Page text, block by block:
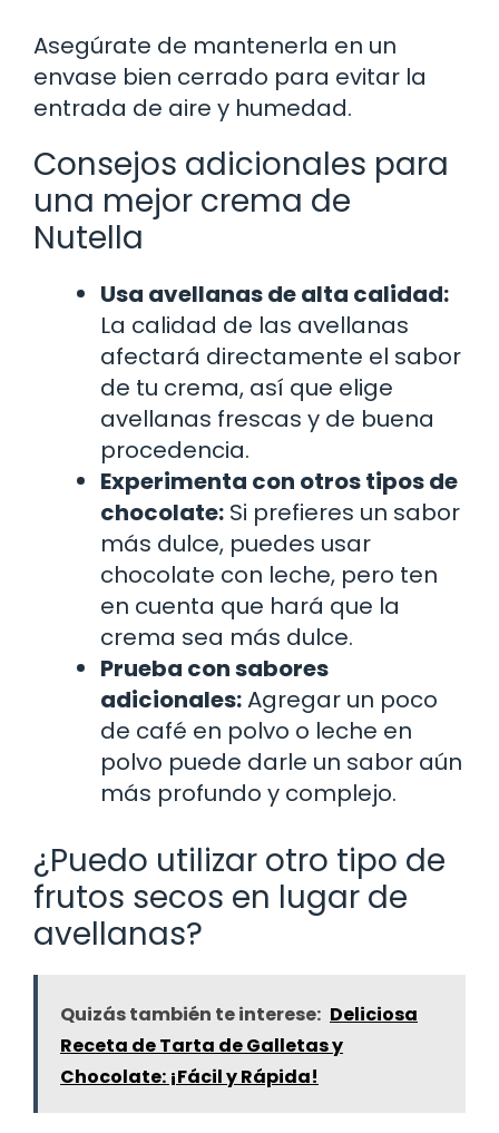
Asegúrate de mantenerla en un
envase bien cerrado para evitar la
entrada de aire y humedad.
Consejos adicionales para
una mejor crema de
Nutella
Usa avellanas de alta calidad:
La calidad de las avellanas
afectará directamente el sabor
de tu crema, así que elige
avellanas frescas y de buena
procedencia.
Experimenta con otros tipos de
chocolate: Si prefieres un sabor
más dulce, puedes usar
chocolate con leche, pero ten
en cuenta que hará que la
crema sea más dulce.
Prueba con sabores
adicionales:Agregar un poco
de café en polvo o leche en
polvo puede darle un sabor aún
más profundo y complejo.
¿Puedo utilizar otro tipo de
frutos secos en lugar de
avellanas?
Quizás también te interese: Deliciosa
Receta de Tarta de Galletas y
Chocolate: ¡Fácil y Rápida!